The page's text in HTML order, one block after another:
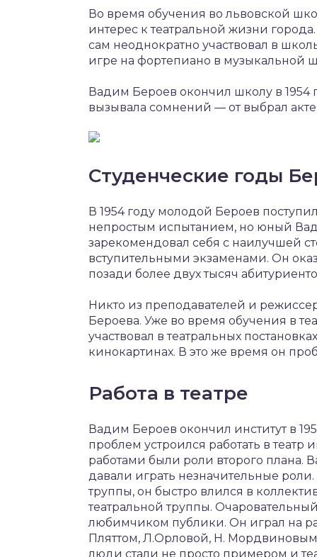
Во время обучения во львовской
интерес к театральной жизни
сам неоднократно участвовал в
игре на фортепиано в музыкальной
Вадим Бероев окончил школу в 1954
вызывала сомнений — от выбрал
Студенческие годы
В 1954 году молодой Бероев
непростым испытанием, но юный
зарекомендовал себя с наилучшей
вступительными экзаменами. Он
позади более двух тысяч
Никто из преподавателей и
Бероева. Уже во время обучения в
участвовал в театральных
кинокартинах. В это же время он
Работа в театре
Вадим Бероев окончил институт в
проблем устроился работать в
работами были роли второго плана.
давали играть незначительные
труппы, он быстро влился в
театральной труппы.
любимчиком публики. Он играл на
Пляттом, Л.Орловой, Н.
люди стали не просто примером и